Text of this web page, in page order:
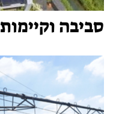
סביבה וקיימות